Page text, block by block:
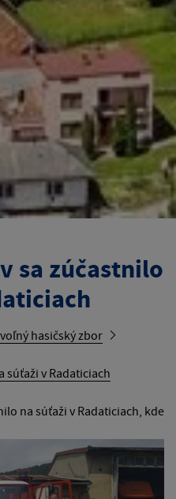
sa zúčastnilo
hasičský zbor
súťaži v Radaticiach
na súťaži v Radaticiach, kde